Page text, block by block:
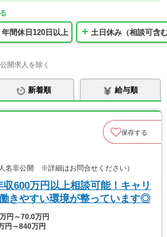
年間休日120日以上 土日休み（相談可含
開求人を除く
新着順 給与順
保存する
名非公開 ※詳細はお問合せください）
収600万円以上相談可能！キャリ
きやすい環境が整っています◎
円～70.0万円
円～840万円